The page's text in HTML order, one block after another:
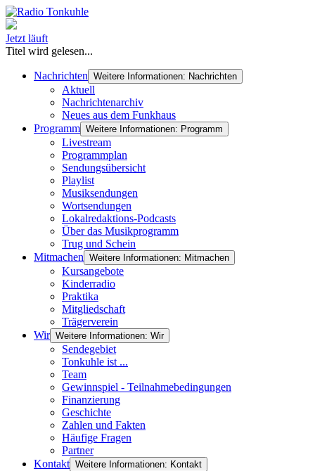
Jetzt läuft
Titel wird gelesen...
Nachrichten Weitere Informationen: Nachrichten
Aktuell
Nachrichtenarchiv
Neues aus dem Funkhaus
Programm Weitere Informationen: Programm
Livestream
Programmplan
Sendungsübersicht
Playlist
Musiksendungen
Wortsendungen
Lokalredaktions-Podcasts
Über das Musikprogramm
Trug und Schein
Mitmachen Weitere Informationen: Mitmachen
Kursangebote
Kinderradio
Praktika
Mitgliedschaft
Trägerverein
Wir Weitere Informationen: Wir
Sendegebiet
Tonkuhle ist ...
Team
Gewinnspiel - Teilnahmebedingungen
Finanzierung
Geschichte
Zahlen und Fakten
Häufige Fragen
Partner
Kontakt Weitere Informationen: Kontakt